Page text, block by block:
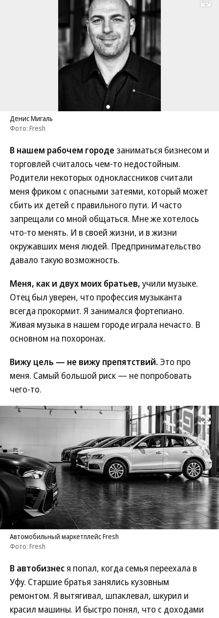
Развернуть
Денис Мигаль
Фото: Fresh
В нашем рабочем городе заниматься бизнесом и
торговлей считалось чем-то недостойным.
Родители некоторых одноклассников считали
меня фриком с опасными затеями, который может
сбить их детей с правильного пути. И часто
запрещали со мной общаться. Мне же хотелось
что-то менять. И в своей жизни, и в жизни
окружавших меня людей. Предпринимательство
давало такую возможность.
Меня, как и двух моих братьев, учили музыке.
Отец был уверен, что профессия музыканта
всегда прокормит. Я занимался фортепиано.
Живая музыка в нашем городе играла нечасто. В
основном на похоронах.
Вижу цель — не вижу препятствий. Это про
меня. Самый большой риск — не попробовать
чего-то.
Развернуть
Автомобильный маркетплейс Fresh
Фото: Fresh
В автобизнеся попал, когда семья переехала в
Уфу. Старшие братья занялись кузовным
ремонтом. Я вытягивал, шпаклевал, шкурил и
красил машины. И быстро понял, что с доходами